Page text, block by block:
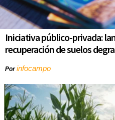
Iniciativa público-privada:
recuperación de suelos
Porinfocampo